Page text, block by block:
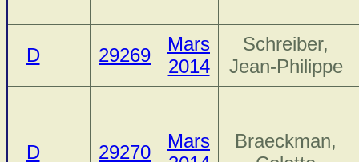
D 29269
Mars
2014
Schreiber,
Jean-Philippe
D 29270
Mars
Braeckman,